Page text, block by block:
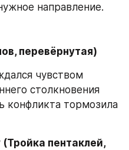
направление.
перевёрнутая)
чувством
столкновения
конфликта тормозила
пентаклей,